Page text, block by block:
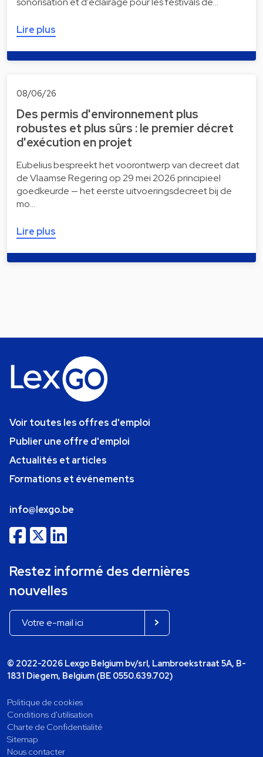
Lire plus
08/06/26
Des permis d'environnement plus
robustes et plus sûrs : le premier décret
d'exécution en projet
Eubelius bespreekt het voorontwerp van decreet dat
de Vlaamse Regering op 29 mei 2026 principieel
goedkeurde — het eerste uitvoeringsdecreet bij de
mo…
Lire plus
Voir toutes les offres d'emploi
Publier une offre d'emploi
Actualités et articles
Formations et événements
info@lexgo.be
Restez informé des dernières
nouvelles
© 2022-2026 Lexgo Belgium bv/srl, Lambroekstraat 5A, B-
1831 Diegem, Belgium (BE 0550.639.702)
Politique de cookies
Conditions d'utilisation
Charte de Confidentialité
Sitemap
Nous contacter